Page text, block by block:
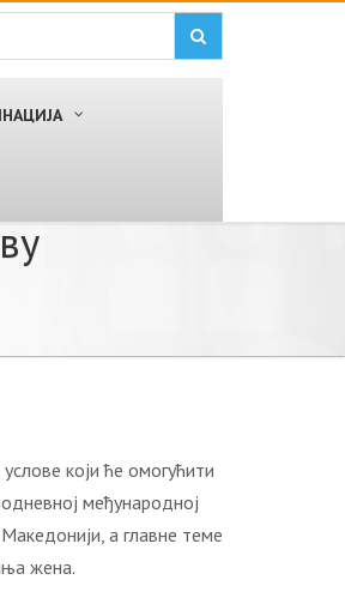
који ће омогућити
међународној
а главне теме
жена.